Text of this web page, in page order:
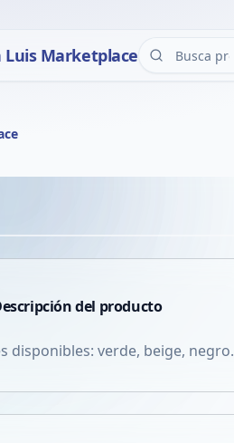
Luis Marketplace
del producto
disponibles: verde, beige, negro.